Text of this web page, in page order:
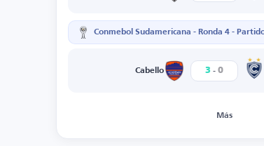
Cabello 3 - 0
Más